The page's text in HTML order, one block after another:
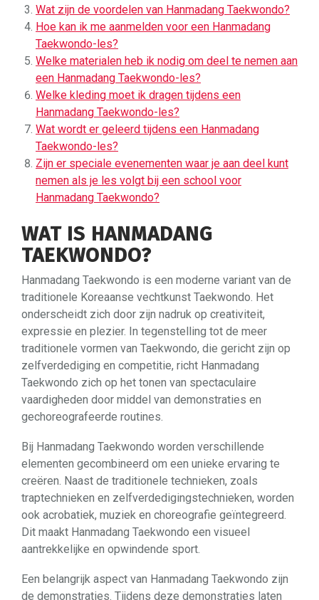
Wat zijn de voordelen van Hanmadang Taekwondo?
Hoe kan ik me aanmelden voor een Hanmadang
Taekwondo-les?
Welke materialen heb ik nodig om deel te nemen aan
een Hanmadang Taekwondo-les?
Welke kleding moet ik dragen tijdens een
Hanmadang Taekwondo-les?
Wat wordt er geleerd tijdens een Hanmadang
Taekwondo-les?
Zijn er speciale evenementen waar je aan deel kunt
nemen als je les volgt bij een school voor
Hanmadang Taekwondo?
WAT IS HANMADANG
TAEKWONDO?
Hanmadang Taekwondo is een moderne variant van de
traditionele Koreaanse vechtkunst Taekwondo. Het
onderscheidt zich door zijn nadruk op creativiteit,
expressie en plezier. In tegenstelling tot de meer
traditionele vormen van Taekwondo, die gericht zijn op
zelfverdediging en competitie, richt Hanmadang
Taekwondo zich op het tonen van spectaculaire
vaardigheden door middel van demonstraties en
gechoreografeerde routines.
Bij Hanmadang Taekwondo worden verschillende
elementen gecombineerd om een unieke ervaring te
creëren. Naast de traditionele technieken, zoals
traptechnieken en zelfverdedigingstechnieken, worden
ook acrobatiek, muziek en choreografie geïntegreerd.
Dit maakt Hanmadang Taekwondo een visueel
aantrekkelijke en opwindende sport.
Een belangrijk aspect van Hanmadang Taekwondo zijn
de demonstraties. Tijdens deze demonstraties laten